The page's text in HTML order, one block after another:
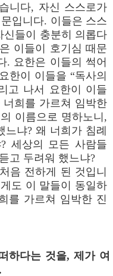
니다, 자신 스스로가
입니다. 이들은 스스
신들이 충분히 의롭다
이들이 호기심 때문
. 요한은 이들의 썩어
한이 이들을 “독사의
고 나서 요한이 이들
희를 가르쳐 임박한
이름으로 명하노니,
냐? 왜 너희가 침례
세상의 모든 사람들
고 두려워 했느냐?
음 전하게 된 것입니
도 이 말들이 동일하
를 가르쳐 임박한 진
하다는 것을, 제가 여